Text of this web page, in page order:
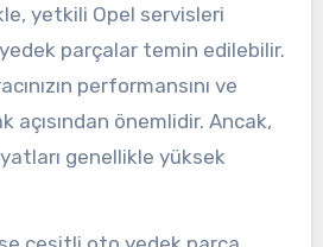
yetkili Opel servisleri
yedek parçalar temin edilebilir.
performansını ve
açısından önemlidir. Ancak,
genellikle yüksek